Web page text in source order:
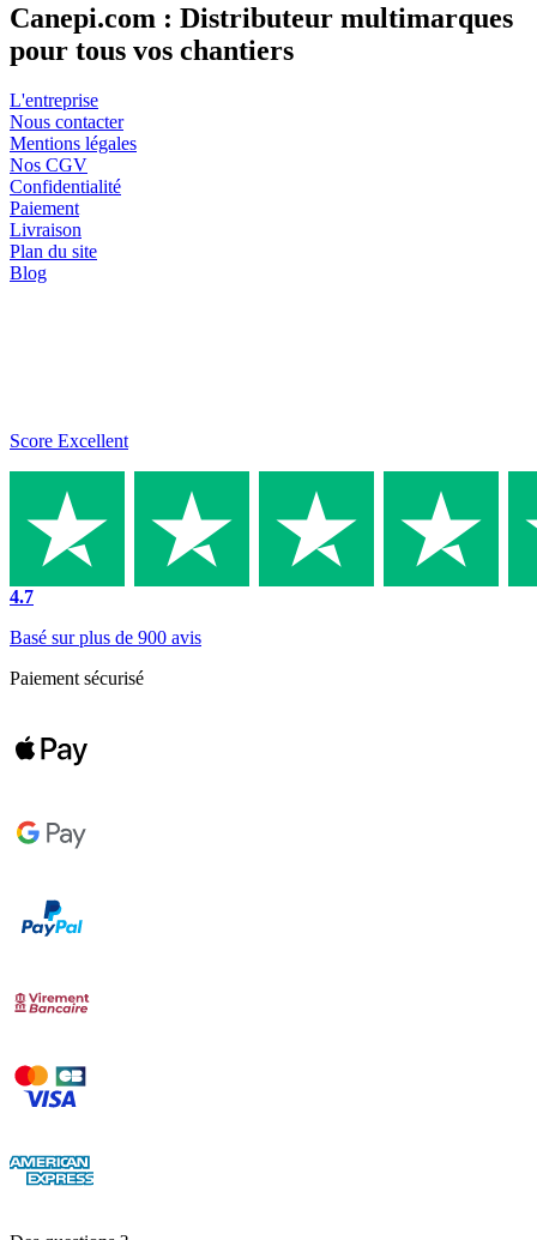
Canepi.com : Distributeur multimarques
pour tous vos chantiers
L'entreprise
Nous contacter
Mentions légales
Nos CGV
Confidentialité
Paiement
Livraison
Plan du site
Blog
Score Excellent
4.7
Basé sur plus de 900 avis
Paiement sécurisé